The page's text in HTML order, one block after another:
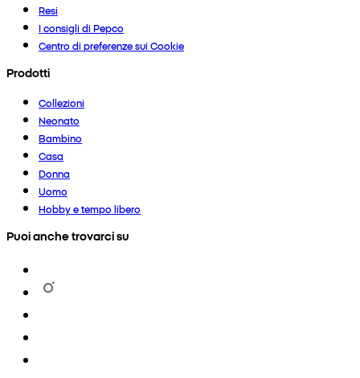
Resi
I consigli di Pepco
Centro di preferenze sui Cookie
Prodotti
Collezioni
Neonato
Bambino
Casa
Donna
Uomo
Hobby e tempo libero
Puoi anche trovarci su